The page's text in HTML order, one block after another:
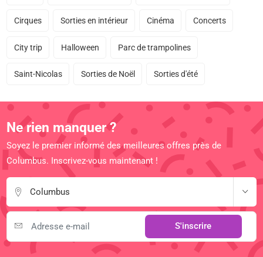
Cirques Sorties en intérieur Cinéma Concerts
City trip Halloween Parc de trampolines
Saint-Nicolas Sorties de Noël Sorties d'été
Ne rien manquer ?
Soyez le premier informé des meilleures offres près de
Columbus. Inscrivez-vous maintenant !
Columbus
S'inscrire